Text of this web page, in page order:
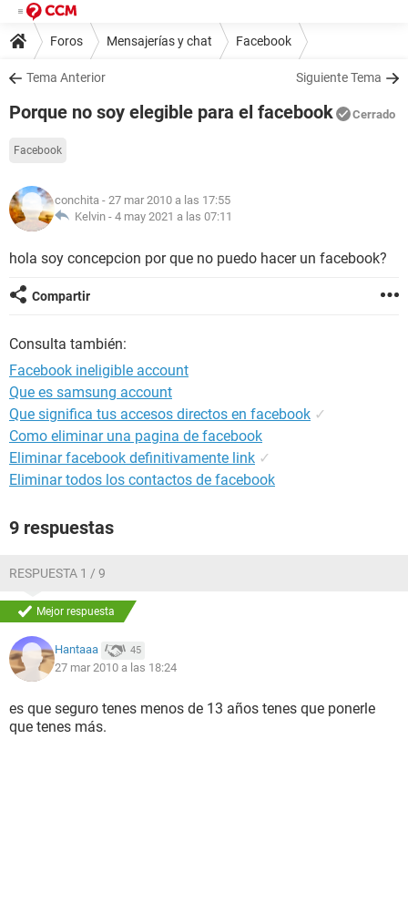
Foros Mensajerías y chat Facebook
Tema Anterior Siguiente Tema
Porque no soy elegible para el facebook Cerrado
Facebook
conchita - 27 mar 2010 a las 17:55
Kelvin - 4 may 2021 a las 07:11
hola soy concepcion por que no puedo hacer un facebook?
Compartir
Consulta también:
Facebook ineligible account
Que es samsung account
Que significa tus accesos directos en facebook ✓
Como eliminar una pagina de facebook
Eliminar facebook definitivamente link ✓
Eliminar todos los contactos de facebook
9 respuestas
RESPUESTA 1 / 9
Mejor respuesta
Hantaaa 45
27 mar 2010 a las 18:24
es que seguro tenes menos de 13 años tenes que ponerle
que tenes más.